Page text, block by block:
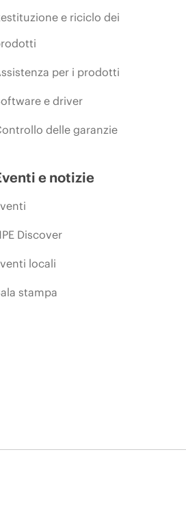
e riciclo dei
per i prodotti
e driver
delle garanzie
e notizie
Discover
locali
stampa